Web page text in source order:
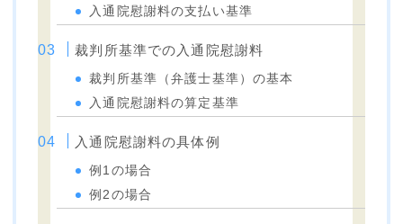
入通院慰謝料の支払い基準
裁判所基準での入通院慰謝料
裁判所基準（弁護士基準）の基本
入通院慰謝料の算定基準
入通院慰謝料の具体例
例1の場合
例2の場合